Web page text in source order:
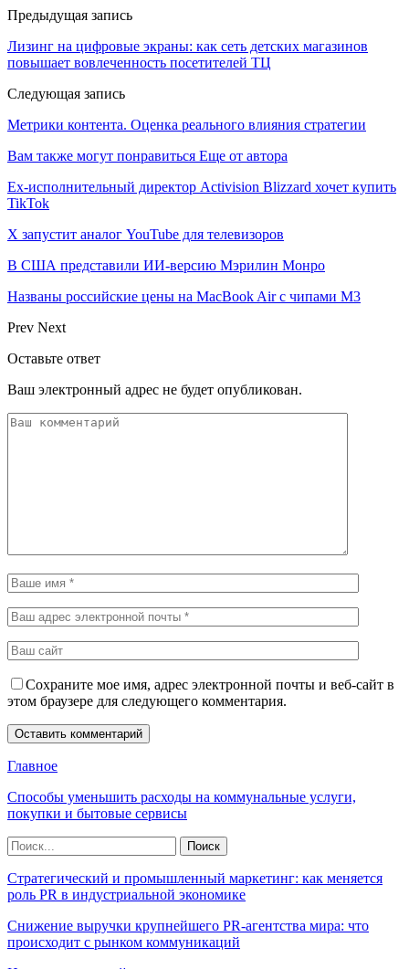
Предыдущая запись
Лизинг на цифровые экраны: как сеть детских магазинов
повышает вовлеченность посетителей ТЦ
Следующая запись
Метрики контента. Оценка реального влияния стратегии
Вам также могут понравиться Еще от автора
Ex-исполнительный директор Activision Blizzard хочет купить
TikTok
X запустит аналог YouTube для телевизоров
В США представили ИИ-версию Мэрилин Монро
Названы российские цены на MacBook Air с чипами M3
Prev Next
Оставьте ответ
Ваш электронный адрес не будет опубликован.
Сохраните мое имя, адрес электронной почты и веб-сайт в
этом браузере для следующего комментария.
Главное
Способы уменьшить расходы на коммунальные услуги,
покупки и бытовые сервисы
Стратегический и промышленный маркетинг: как меняется
роль PR в индустриальной экономике
Снижение выручки крупнейшего PR-агентства мира: что
происходит с рынком коммуникаций